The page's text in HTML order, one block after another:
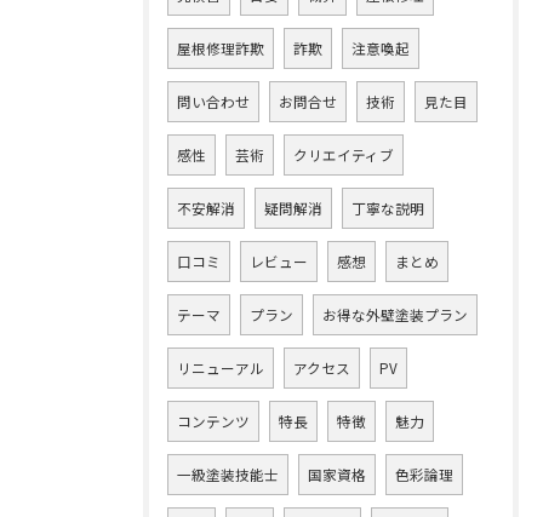
屋根修理詐欺 詐欺 注意喚起
問い合わせ お問合せ 技術 見た目
感性 芸術 クリエイティブ
不安解消 疑問解消 丁寧な説明
口コミ レビュー 感想 まとめ
テーマ プラン お得な外壁塗装プラン
リニューアル アクセス PV
コンテンツ 特長 特徴 魅力
一級塗装技能士 国家資格 色彩論理